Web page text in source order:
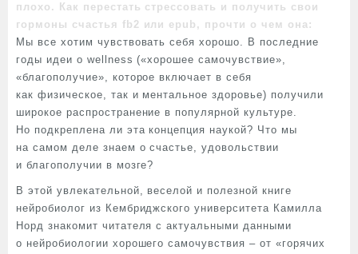
плохо. Как перестать стрессовать и получить свои
гормоны счастья fb2 или epub, прочти о чем она:
Мы все хотим чувствовать себя хорошо. В последние
годы идеи о wellness («хорошее самочувствие»,
«благополучие», которое включает в себя
как физическое, так и ментальное здоровье) получили
широкое распространение в популярной культуре.
Но подкреплена ли эта концепция наукой? Что мы
на самом деле знаем о счастье, удовольствии
и благополучии в мозге?
В этой увлекательной, веселой и полезной книге
нейробиолог из Кембриджского университета Камилла
Норд знакомит читателя с актуальными данными
о нейробиологии хорошего самочувствия – от «горячих